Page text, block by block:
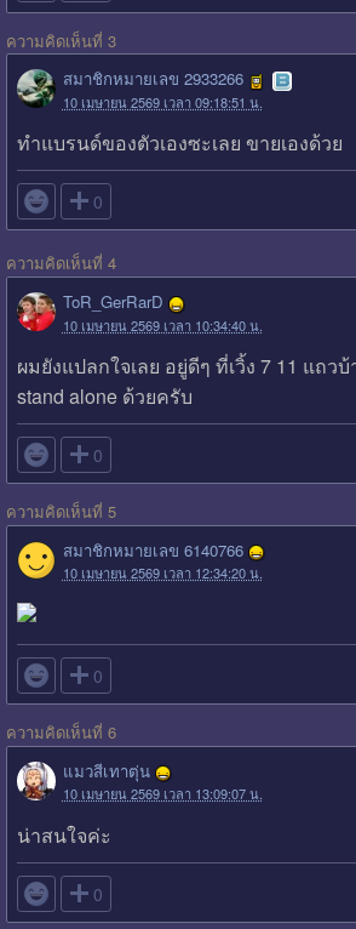
ความคิดเห็นที่ 3
สมาชิกหมายเลข 2933266
10 เมษายน 2569 เวลา 09:18:51 น.
ทำแบรนด์ของตัวเองซะเลย ขายเองด้วย
 0
ความคิดเห็นที่ 4
ToR_GerRarD
10 เมษายน 2569 เวลา 10:34:40 น.
ผมยังแปลกใจเลย อยู่ดีๆ ที่เวิ้ง 7 11 แถว
stand alone ด้วยครับ
 0
ความคิดเห็นที่ 5
สมาชิกหมายเลข 6140766
10 เมษายน 2569 เวลา 12:34:20 น.
 0
ความคิดเห็นที่ 6
แมวสีเทาตุ่น
10 เมษายน 2569 เวลา 13:09:07 น.
น่าสนใจค่ะ
 0